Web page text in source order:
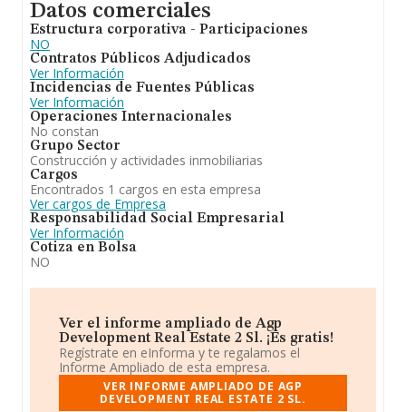
Datos comerciales
Estructura corporativa - Participaciones
NO
Contratos Públicos Adjudicados
Ver Información
Incidencias de Fuentes Públicas
Ver Información
Operaciones Internacionales
No constan
Grupo Sector
Construcción y actividades inmobiliarias
Cargos
Encontrados 1 cargos en esta empresa
Ver cargos de Empresa
Responsabilidad Social Empresarial
Ver Información
Cotiza en Bolsa
NO
Ver el informe ampliado de Agp
Development Real Estate 2 Sl. ¡Es gratis!
Regístrate en eInforma y te regalamos el
Informe Ampliado de esta empresa.
VER INFORME AMPLIADO DE AGP
DEVELOPMENT REAL ESTATE 2 SL.